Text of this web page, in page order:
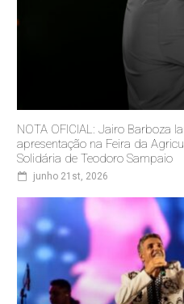
NOTA OFICIAL: Jairo Barboza
apresentação na Feira da
Solidária de Teodoro Sampaio
junho 21st, 2026